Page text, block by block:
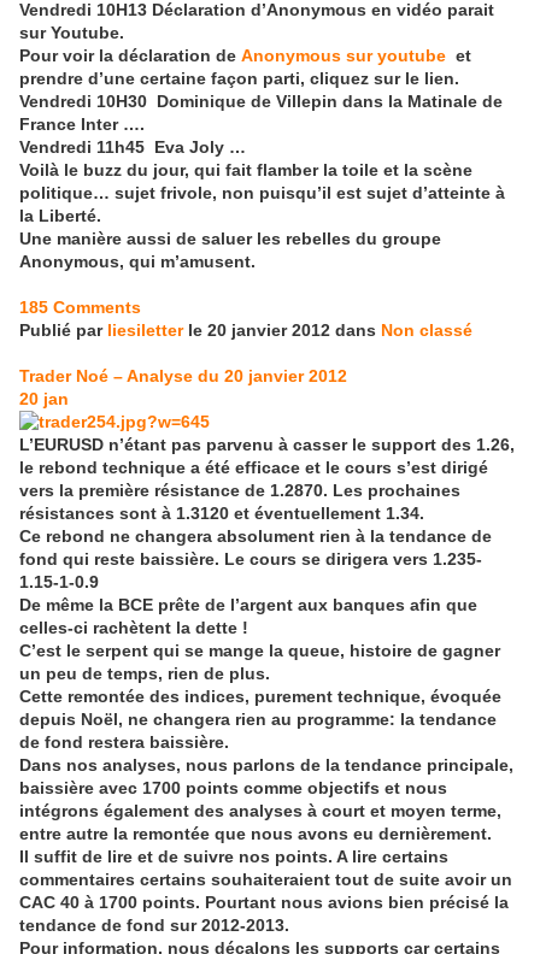
Vendredi 10H13 Déclaration d’Anonymous en vidéo parait
sur Youtube.
Pour voir la déclaration de Anonymous sur youtube et
prendre d’une certaine façon parti, cliquez sur le lien.
Vendredi 10H30 Dominique de Villepin dans la Matinale de
France Inter ….
Vendredi 11h45 Eva Joly …
Voilà le buzz du jour, qui fait flamber la toile et la scène
politique… sujet frivole, non puisqu’il est sujet d’atteinte à
la Liberté.
Une manière aussi de saluer les rebelles du groupe
Anonymous, qui m’amusent.
185 Comments
Publié par liesiletterle 20 janvier 2012 dans Non classé
Trader Noé – Analyse du 20 janvier 2012
20 jan
L’EURUSD n’étant pas parvenu à casser le support des 1.26,
le rebond technique a été efficace et le cours s’est dirigé
vers la première résistance de 1.2870. Les prochaines
résistances sont à 1.3120 et éventuellement 1.34.
Ce rebond ne changera absolument rien à la tendance de
fond qui reste baissière. Le cours se dirigera vers 1.235-
1.15-1-0.9
De même la BCE prête de l’argent aux banques afin que
celles-ci rachètent la dette !
C’est le serpent qui se mange la queue, histoire de gagner
un peu de temps, rien de plus.
Cette remontée des indices, purement technique, évoquée
depuis Noël, ne changera rien au programme: la tendance
de fond restera baissière.
Dans nos analyses, nous parlons de la tendance principale,
baissière avec 1700 points comme objectifs et nous
intégrons également des analyses à court et moyen terme,
entre autre la remontée que nous avons eu dernièrement.
Il suffit de lire et de suivre nos points. A lire certains
commentaires certains souhaiteraient tout de suite avoir un
CAC 40 à 1700 points. Pourtant nous avions bien précisé la
tendance de fond sur 2012-2013.
Pour information, nous décalons les supports car certains